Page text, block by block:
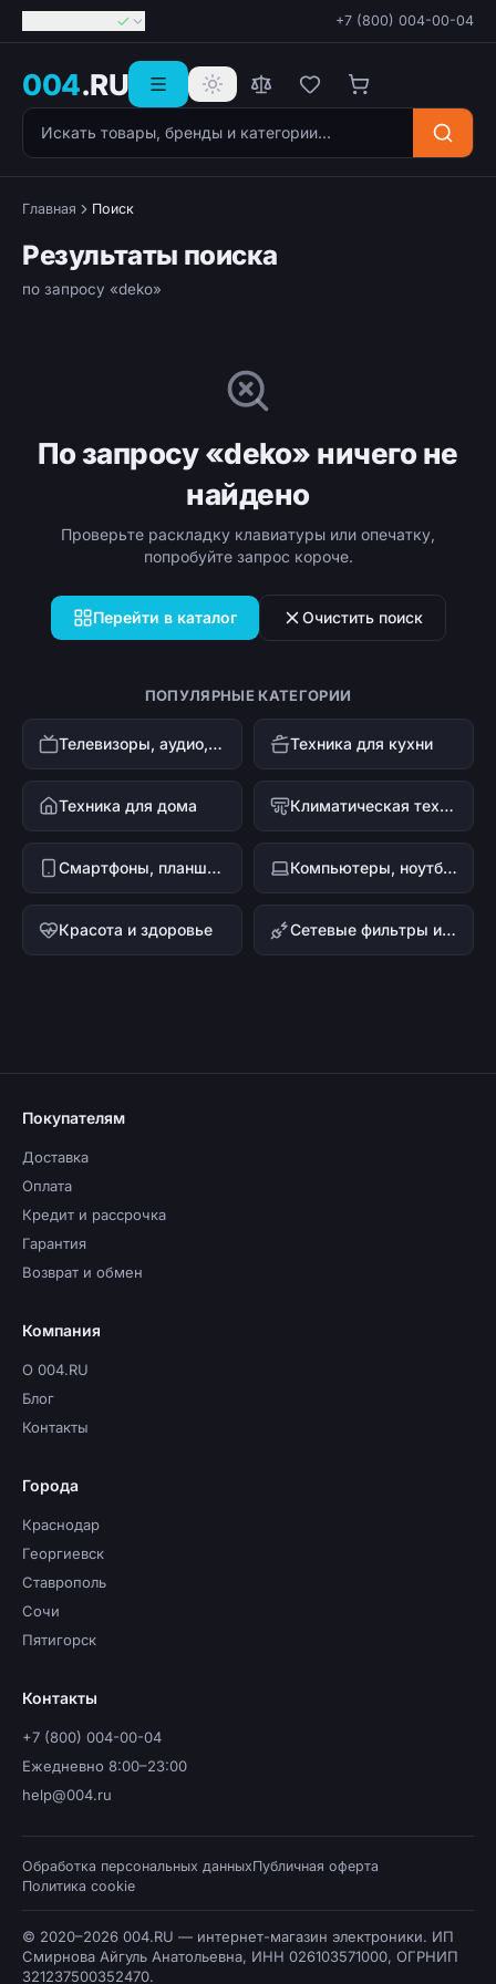
+7 (800) 004-00-04
004.RU
Поиск товаров
Главная Поиск
Результаты поиска
по запросу «deko»
По запросу «deko» ничего не
найдено
Проверьте раскладку клавиатуры или опечатку,
попробуйте запрос короче.
Перейти в каталог Очистить поиск
ПОПУЛЯРНЫЕ КАТЕГОРИИ
Телевизоры, аудио, видео Техника для кухни
Техника для дома Климатическая техника
Смартфоны, планшеты, гаджеты Компьютеры, ноутбуки и офисная техника
Красота и здоровье Сетевые фильтры и стабилизаторы напряжения
Покупателям
Доставка
Оплата
Кредит и рассрочка
Гарантия
Возврат и обмен
Компания
О 004.RU
Блог
Контакты
Города
Краснодар
Георгиевск
Ставрополь
Сочи
Пятигорск
Контакты
+7 (800) 004-00-04
Ежедневно 8:00–23:00
help@004.ru
Обработка персональных данныхПубличная оферта
Политика cookie
© 2020–2026 004.RU — интернет-магазин электроники. ИП
Смирнова Айгуль Анатольевна, ИНН 026103571000, ОГРНИП
321237500352470.